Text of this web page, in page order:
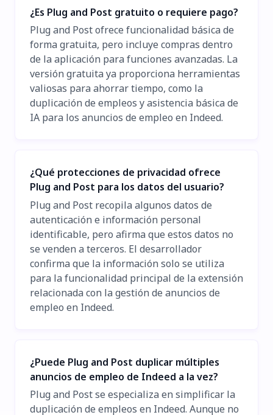
¿Es Plug and Post gratuito o requiere pago?
Plug and Post ofrece funcionalidad básica de
forma gratuita, pero incluye compras dentro
de la aplicación para funciones avanzadas. La
versión gratuita ya proporciona herramientas
valiosas para ahorrar tiempo, como la
duplicación de empleos y asistencia básica de
IA para los anuncios de empleo en Indeed.
¿Qué protecciones de privacidad ofrece
Plug and Post para los datos del usuario?
Plug and Post recopila algunos datos de
autenticación e información personal
identificable, pero afirma que estos datos no
se venden a terceros. El desarrollador
confirma que la información solo se utiliza
para la funcionalidad principal de la extensión
relacionada con la gestión de anuncios de
empleo en Indeed.
¿Puede Plug and Post duplicar múltiples
anuncios de empleo de Indeed a la vez?
Plug and Post se especializa en simplificar la
duplicación de empleos en Indeed. Aunque no